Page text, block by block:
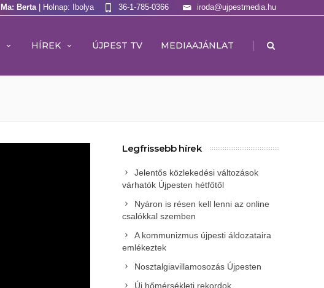
Ma: Berta | Holnap: Ibolya iroda@ujpestmedia.hu
36-1-785-0366
HÍREK ÚJPEST TV MEDIAAJÁNLAT |
Legfrissebb hírek
Jelentős közlekedési változások
várhatók Újpesten hétfőtől
Nyáron is résen kell lenni az online
csalókkal szemben
A kommunizmus újpesti áldozataira
emlékeztek
Nosztalgiavillamosozás Újpesten
Új hőmérsékleti rekordok